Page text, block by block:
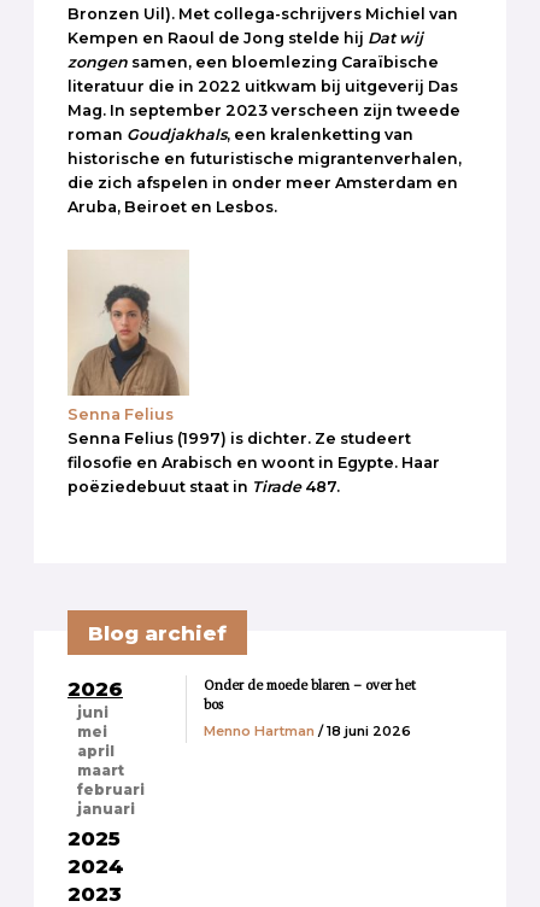
Bronzen Uil). Met collega-schrijvers Michiel van
Kempen en Raoul de Jong stelde hij Dat wij
zongen samen, een bloemlezing Caraïbische
literatuur die in 2022 uitkwam bij uitgeverij Das
Mag. In september 2023 verscheen zijn tweede
roman Goudjakhals, een kralenketting van
historische en futuristische migrantenverhalen,
die zich afspelen in onder meer Amsterdam en
Aruba, Beiroet en Lesbos.
Senna Felius
Senna Felius (1997) is dichter. Ze studeert
filosofie en Arabisch en woont in Egypte. Haar
poëziedebuut staat in Tirade 487.
Blog archief
2026
juni
mei
april
maart
februari
januari
2025
2024
2023
Onder de moede blaren – over het
bos
Menno Hartman / 18 juni 2026